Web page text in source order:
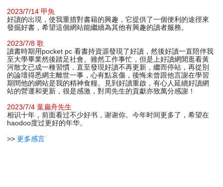
2023/7/14 甲魚
好讀的出現，使我重措對書籍的興趣，它提供了一個便利的途徑來
發掘好書，希望這個網站能繼續為其他有興趣的讀者服務。
2023/7/8 歌
讀書時期用pocket pc 看書持資源發現了好讀，然後好讀一直陪伴我
至大學畢業然後踏足社會。雖然工作事忙，但是上好讀網閒逛看黃
河散文已成一種習慣，直至發現好讀不再更新，繼而停站，再從別
的論壇得悉網主離世一事，心有點哀傷，後悔未曾跟他言謝在學習
期間他的網站是我的精神食糧。見到好讀重啟，有心人延續好讀網
站的營運和更新，很是感激，對周先生的貢獻亦致萬分感謝！
2023/7/4 葉扁舟先生
相识十年，前面看过不少好书，谢谢你。今年时间更多了，希望在
haodoo度过更好的年华。
>>更多感言